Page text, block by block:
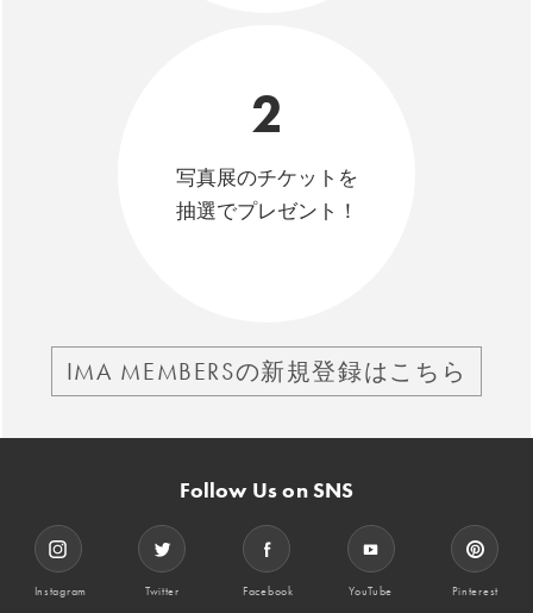
2
写真展のチケットを
抽選でプレゼント！
IMA MEMBERSの新規登録はこちら
Follow Us on SNS
Instagram Twitter Facebook YouTube Pinterest